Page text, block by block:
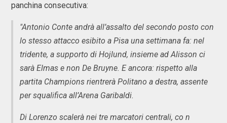
panchina consecutiva:
"Antonio Conte andrà all’assalto del secondo posto con
lo stesso attacco esibito a Pisa una settimana fa: nel
tridente, a supporto di Hojlund, insieme ad Alisson ci
sarà Elmas e non De Bruyne. E ancora: rispetto alla
partita Champions rientrerà Politano a destra, assente
per squalifica all’Arena Garibaldi.
Di Lorenzo scalerà nei tre marcatori centrali, co n